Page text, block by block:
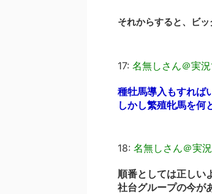
それからすると、ビ
17: 名無しさん＠実
種牡馬導入もすれば
しかし繁殖牝馬を何
18: 名無しさん＠実
順番としては正しい
社台グループの今が